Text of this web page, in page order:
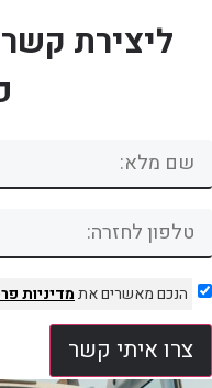
ליצירת
הנכם מאשרים אתמדיניות
צרו איתי קשר